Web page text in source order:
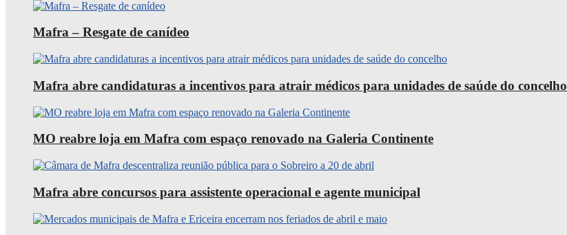
Mafra – Resgate de canídeo
Mafra abre candidaturas a incentivos para atrair médicos para unidades de saúde do concelho
MO reabre loja em Mafra com espaço renovado na Galeria Continente
Mafra abre concursos para assistente operacional e agente municipal